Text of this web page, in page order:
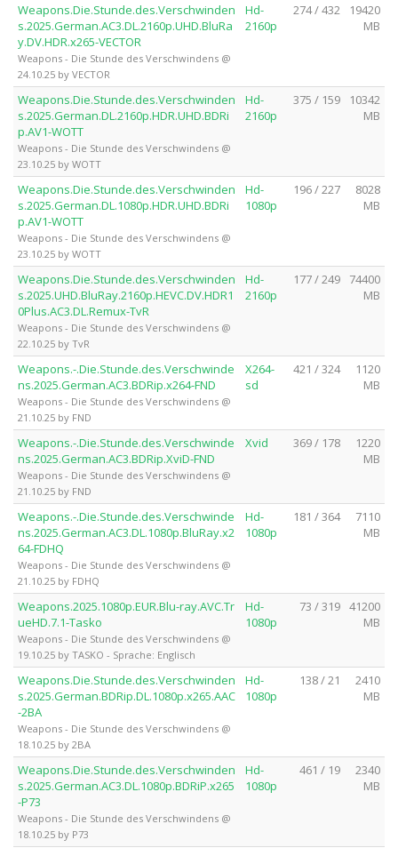
Weapons.Die.Stunde.des.Verschwinden
s.2025.German.AC3.DL.2160p.UHD.BluRa
y.DV.HDR.x265-VECTOR
Weapons - Die Stunde des Verschwindens @
24.10.25 by VECTOR
Hd-
2160p
274 / 432
19420
MB
Weapons.Die.Stunde.des.Verschwinden
s.2025.German.DL.2160p.HDR.UHD.BDRi
p.AV1-WOTT
Weapons - Die Stunde des Verschwindens @
23.10.25 by WOTT
Hd-
2160p
375 / 159
10342
MB
Weapons.Die.Stunde.des.Verschwinden
s.2025.German.DL.1080p.HDR.UHD.BDRi
p.AV1-WOTT
Weapons - Die Stunde des Verschwindens @
23.10.25 by WOTT
Hd-
1080p
196 / 227
8028
MB
Weapons.Die.Stunde.des.Verschwinden
s.2025.UHD.BluRay.2160p.HEVC.DV.HDR1
0Plus.AC3.DL.Remux-TvR
Weapons - Die Stunde des Verschwindens @
22.10.25 by TvR
Hd-
2160p
177 / 249
74400
MB
Weapons.-.Die.Stunde.des.Verschwinde
ns.2025.German.AC3.BDRip.x264-FND
Weapons - Die Stunde des Verschwindens @
21.10.25 by FND
X264-
sd
421 / 324
1120
MB
Weapons.-.Die.Stunde.des.Verschwinde
ns.2025.German.AC3.BDRip.XviD-FND
Weapons - Die Stunde des Verschwindens @
21.10.25 by FND
Xvid 369 / 178
1220
MB
Weapons.-.Die.Stunde.des.Verschwinde
ns.2025.German.AC3.DL.1080p.BluRay.x2
64-FDHQ
Weapons - Die Stunde des Verschwindens @
21.10.25 by FDHQ
Hd-
1080p
181 / 364
7110
MB
Weapons.2025.1080p.EUR.Blu-ray.AVC.Tr
ueHD.7.1-Tasko
Weapons - Die Stunde des Verschwindens @
19.10.25 by TASKO - Sprache: Englisch
Hd-
1080p
73 / 319 41200
MB
Weapons.Die.Stunde.des.Verschwinden
s.2025.German.BDRip.DL.1080p.x265.AAC
-2BA
Weapons - Die Stunde des Verschwindens @
18.10.25 by 2BA
Hd-
1080p
138 / 21
2410
MB
Weapons.Die.Stunde.des.Verschwinden
s.2025.German.AC3.DL.1080p.BDRiP.x265
-P73
Weapons - Die Stunde des Verschwindens @
18.10.25 by P73
Hd-
1080p
461 / 19
2340
MB